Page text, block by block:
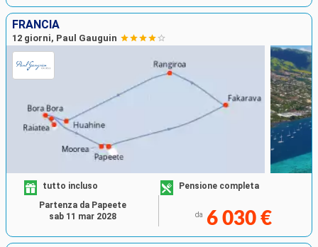
FRANCIA
12 giorni, Paul Gauguin
tutto incluso Pensione completa
da 6 030 €
Partenza da Papeete
sab 11 mar 2028